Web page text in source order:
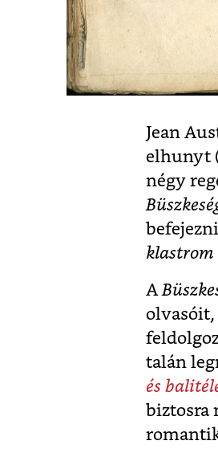
Jean
elhunyt
négy
befejezni
A
olvasóit,
talán
és
biztosra